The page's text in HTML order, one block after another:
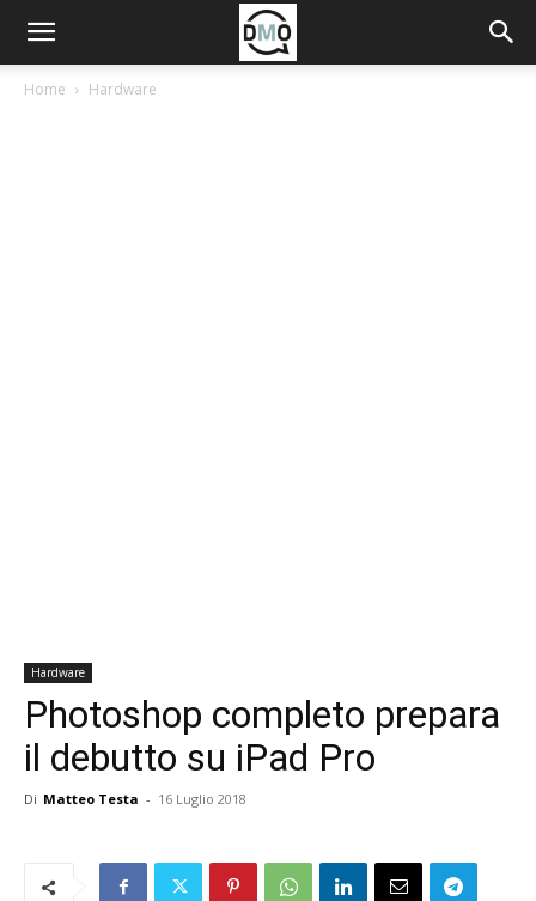
Home Hardware
Hardware
Photoshop completo prepara
il debutto su iPad Pro
Di Matteo Testa - 16 Luglio 2018